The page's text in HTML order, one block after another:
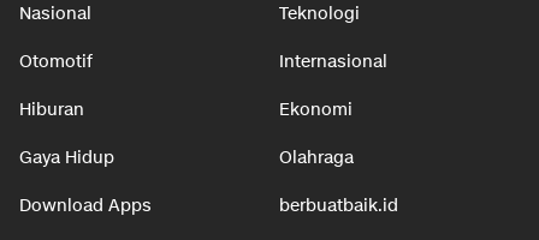
Nasional Teknologi
Otomotif Internasional
Hiburan Ekonomi
Gaya Hidup Olahraga
Download Apps berbuatbaik.id